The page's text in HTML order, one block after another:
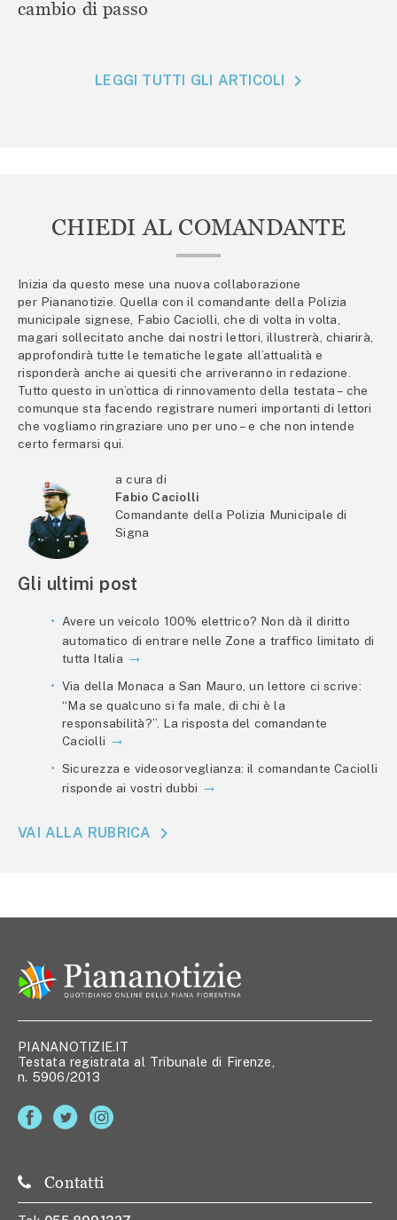
cambio di passo
LEGGI TUTTI GLI ARTICOLI
CHIEDI AL COMANDANTE
Inizia da questo mese una nuova collaborazione
per Piananotizie. Quella con il comandante della Polizia
municipale signese, Fabio Caciolli, che di volta in volta,
magari sollecitato anche dai nostri lettori, illustrerà, chiarirà,
approfondirà tutte le tematiche legate all’attualità e
risponderà anche ai quesiti che arriveranno in redazione.
Tutto questo in un’ottica di rinnovamento della testata – che
comunque sta facendo registrare numeri importanti di lettori
che vogliamo ringraziare uno per uno – e che non intende
certo fermarsi qui.
a cura di
Fabio Caciolli
Comandante della Polizia Municipale di
Signa
Gli ultimi post
Avere un veicolo 100% elettrico? Non dà il diritto
automatico di entrare nelle Zone a traffico limitato di
tutta Italia
Via della Monaca a San Mauro, un lettore ci scrive:
“Ma se qualcuno si fa male, di chi è la
responsabilità?”. La risposta del comandante
Caciolli
Sicurezza e videosorveglianza: il comandante Caciolli
risponde ai vostri dubbi
VAI ALLA RUBRICA
PIANANOTIZIE.IT
Testata registrata al Tribunale di Firenze,
n. 5906/2013
Contatti